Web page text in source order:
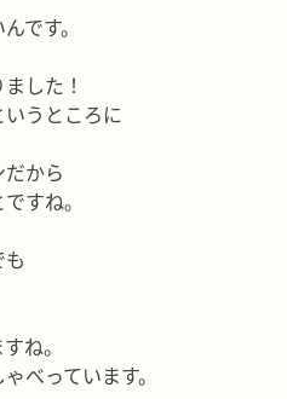
です。
した！
いうところに
から
すね。
ね。
べっています。